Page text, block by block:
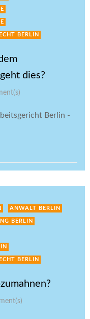
BERLIN
dies?
Berlin -
ANWALT BERLIN
BERLIN
BERLIN